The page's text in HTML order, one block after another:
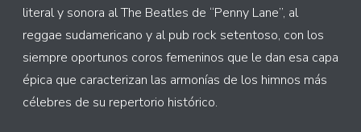
literal y sonora al The Beatles de “Penny Lane”, al
reggae sudamericano y al pub rock setentoso, con los
siempre oportunos coros femeninos que le dan esa capa
épica que caracterizan las armonías de los himnos más
célebres de su repertorio histórico.